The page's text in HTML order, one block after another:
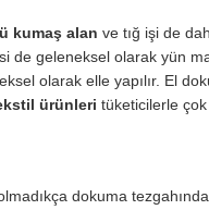
kumaş alan ve tığ işi de
de geleneksel olarak yün
olarak elle yapılır. El
ürünleri tüketicilerle
dokuma